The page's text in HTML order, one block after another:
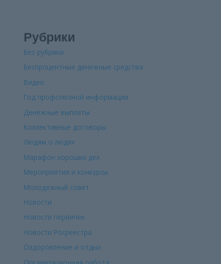
Рубрики
Без рубрики
Беспроцентные денежные средства
Видео
Год профсоюзной информации
Денежные выплаты
Коллективные договоры
Людям о людях
Марафон хороших дел
Мероприятия и конкурсы
Молодежный совет
Новости
Новости первичек
Новости Росреестра
Оздоровление и отдых
Организационная работа